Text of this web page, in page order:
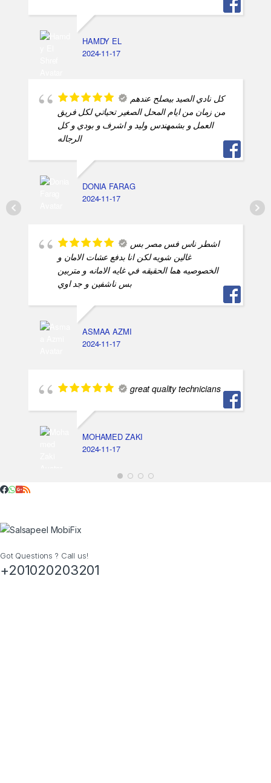
HAMDY EL
2024-11-17
كل نادي الصيد بيصلح عندهم
من زمان من ايام المحل الصغير تحياتي لكل فريق
العمل و بشمهندس وليد و اشرف و بودي و كل
الرجاله
DONIA FARAG
2024-11-17
اشطر ناس فس مصر بس
غالين شويه لكن انا بدفع عشات الامان و
الخصوصيه هما الحقيقه في غايه الامانه و متربين
بس ناشفين و جد اوي
ASMAA AZMI
2024-11-17
great quality technicians
MOHAMED ZAKI
2024-11-17
Got Questions ? Call us!
+201020203201